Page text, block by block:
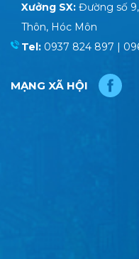
Xưởng SX: Đường số 9,
Thôn, Hóc Môn
Tel: 0937 824 897 |
MẠNG XÃ HỘI